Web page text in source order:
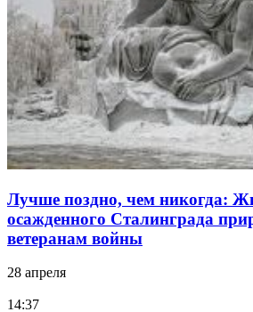
Лучше поздно, чем никогда:
осажденного Сталинграда
ветеранам войны
28 апреля
14:37